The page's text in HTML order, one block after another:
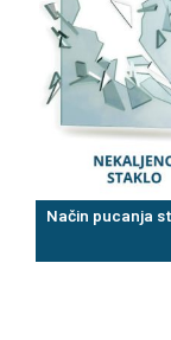
Način pucanja